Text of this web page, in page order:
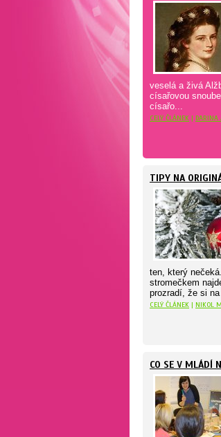
veselá a živá
císařovou
císařo...
CELÝ ČLÁNEK | DARINA
TIPY NA
ten, který
stromečkem
prozradí, že si na
CELÝ ČLÁNEK | NIKOL
CO SE V MLÁDÍ